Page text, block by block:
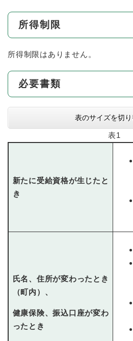
所得制限
所得制限はありません。
必要書類
表のサイズを切り
表1
新たに受給資格が生じたと
き
氏名、住所が変わったとき
（町内）、
健康保険、振込口座が変わ
ったとき